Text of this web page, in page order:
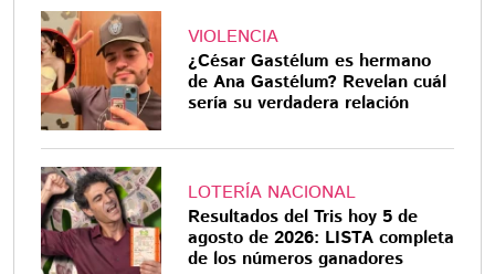
VIOLENCIA
¿César Gastélum es hermano
de Ana Gastélum? Revelan cuál
sería su verdadera relación
LOTERÍA NACIONAL
Resultados del Tris hoy 5 de
agosto de 2026: LISTA completa
de los números ganadores